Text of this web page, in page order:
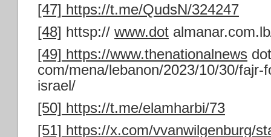
[47] https://t.me/QudsN/324247
[48] ​​httsp:// www.dot
[49] https://www.thenationalnews dot
com/mena/lebanon/2023/10/30/fajr-
israel/
[50] https://t.me/elamharbi/73
[51] https://x.com/vvanwilgenburg/